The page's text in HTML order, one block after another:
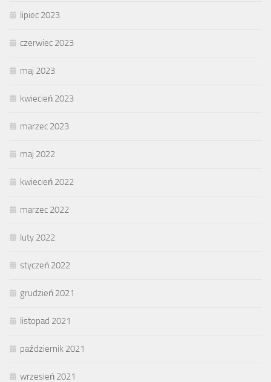
lipiec 2023
czerwiec 2023
maj 2023
kwiecień 2023
marzec 2023
maj 2022
kwiecień 2022
marzec 2022
luty 2022
styczeń 2022
grudzień 2021
listopad 2021
październik 2021
wrzesień 2021